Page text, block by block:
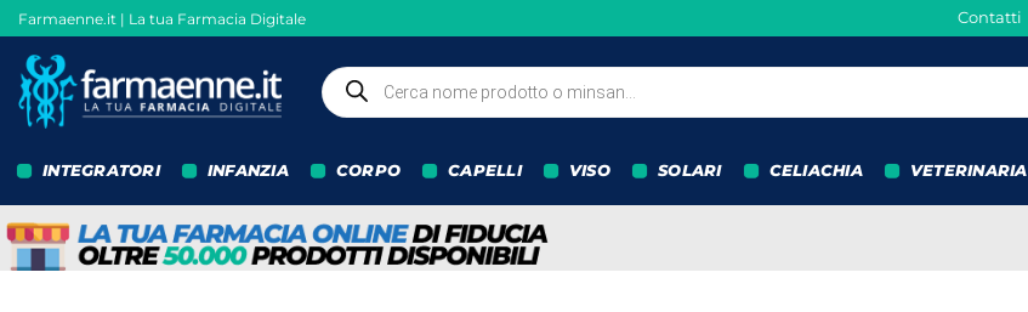
Salta
ai
contenuti
Farmaenne.it | La tua Farmacia Digitale Contatti
Ricerca
prodotti
INTEGRATORI INFANZIA CORPO CAPELLI VISO SOLARI CELIACHIA VETERINARIA